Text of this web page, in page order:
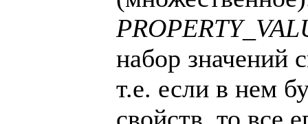
набор значений
т.е. если в нем
свойств, то все